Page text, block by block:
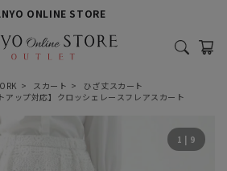
ONLINE STORE
スカート
ひざ丈スカート
アップ対応】クロッシェレースフレアスカート
1 | 9